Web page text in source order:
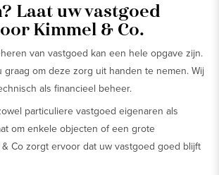
Laat uw vastgoed
Kimmel & Co.
van vastgoed kan een hele opgave zijn.
graag om deze zorg uit handen te nemen. Wij
als financieel beheer.
particuliere vastgoed eigenaren als
om enkele objecten of een grote
Co zorgt ervoor dat uw vastgoed goed blijft